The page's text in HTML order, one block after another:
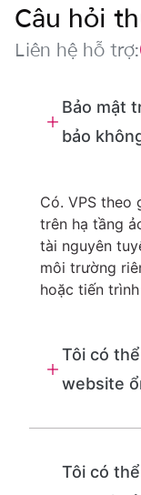
Câu hỏi
Liên hệ hỗ trợ:
Bảo mật
bảo
Có. VPS theo
trên hạ tầng
tài nguyên
môi trường
hoặc tiến
Tôi có
website
trên hạ tầng
Tôi có